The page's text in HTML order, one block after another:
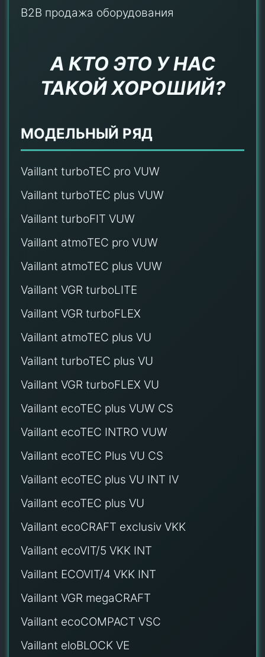
B2B продажа оборудования
А КТО ЭТО У НАС
ТАКОЙ ХОРОШИЙ?
МОДЕЛЬНЫЙ РЯД
Vaillant turboTEC pro VUW
Vaillant turboTEC plus VUW
Vaillant turboFIT VUW
Vaillant atmoTEC pro VUW
Vaillant atmoTEC plus VUW
Vaillant VGR turboLITE
Vaillant VGR turboFLEX
Vaillant atmoTEC plus VU
Vaillant turboTEC plus VU
Vaillant VGR turboFLEX VU
Vaillant ecoTEC plus VUW CS
Vaillant ecoTEC INTRO VUW
Vaillant ecoTEC Plus VU CS
Vaillant ecoTEC plus VU INT IV
Vaillant ecoTEC plus VU
Vaillant ecoCRAFT exclusiv VKK
Vaillant ecoVIT/5 VKK INT
Vaillant ECOVIT/4 VKK INT
Vaillant VGR megaCRAFT
Vaillant ecoCOMPACT VSC
Vaillant eloBLOCK VE